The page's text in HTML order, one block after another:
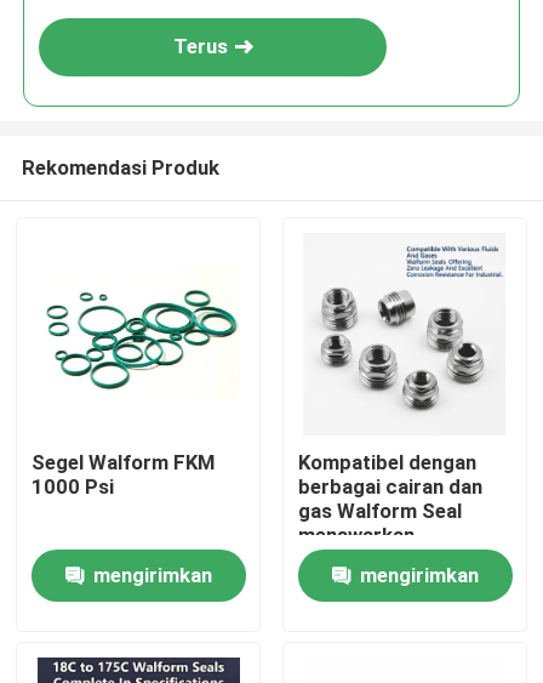
Terus
Rekomendasi Produk
Segel Walform FKM
1000 Psi
mengirimkan
Kompatibel dengan
berbagai cairan dan
gas Walform Seal
menawarkan
kebocoran nol dan
ketahanan korosi yang
sangat baik untuk
mengirimkan